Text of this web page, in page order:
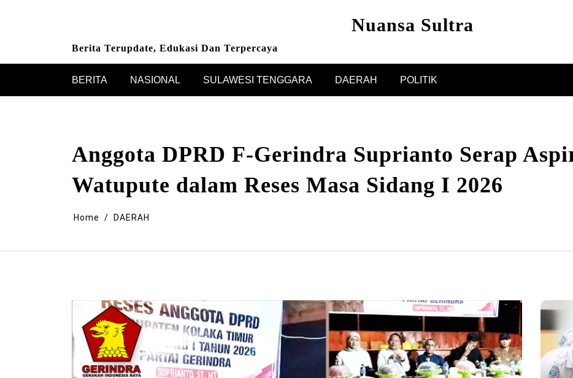
Nuansa Sultra
Berita Terupdate, Edukasi Dan Terpercaya
BERITA NASIONAL SULAWESI TENGGARA DAERAH POLITIK
Anggota DPRD F-Gerindra Suprianto Serap
Watupute dalam Reses Masa Sidang I 2026
Home DAERAH